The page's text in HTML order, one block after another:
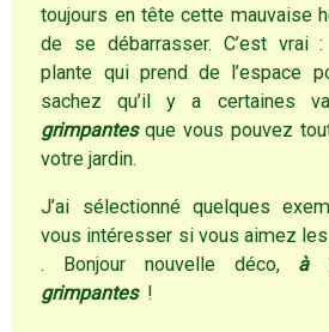
toujours en tête cette mauvaise
de se débarrasser. C’est vrai :
plante qui prend de l’espace
sachez qu’il y a certaines
grimpantesque vous pouvez
votre jardin.
J’ai sélectionné quelques
vous intéresser si vous aimez les
. Bonjour nouvelle déco, à
grimpantes!